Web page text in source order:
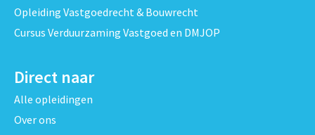
Opleiding Vastgoedrecht & Bouwrecht
Cursus Verduurzaming Vastgoed en DMJOP
Direct naar
Alle opleidingen
Over ons